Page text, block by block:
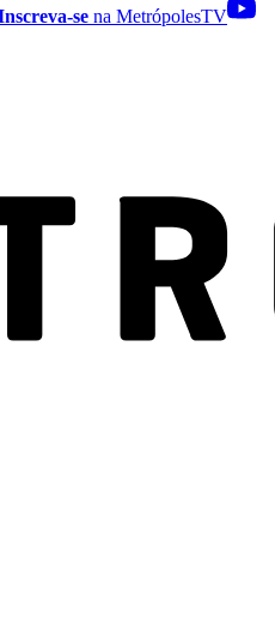
se na MetrópolesTV